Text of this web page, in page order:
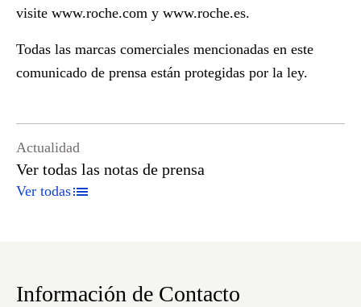
visite www.roche.com y www.roche.es.
Todas las marcas comerciales mencionadas en este
comunicado de prensa están protegidas por la ley.
Actualidad
Ver todas las notas de prensa
Ver todas
Información de Contacto